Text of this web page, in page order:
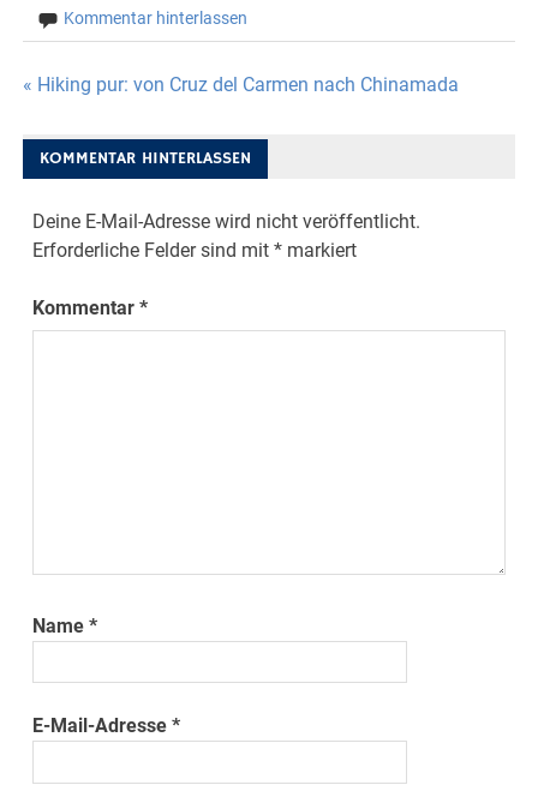
Kommentar hinterlassen
Beitragsnavigation
« Hiking pur: von Cruz del Carmen nach Chinamada
KOMMENTAR HINTERLASSEN
Deine E-Mail-Adresse wird nicht veröffentlicht.
Erforderliche Felder sind mit* markiert
Kommentar*
Name*
E-Mail-Adresse*